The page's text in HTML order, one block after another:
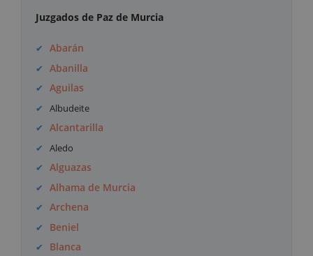
Juzgados de Paz de Murcia
Abarán
Abanilla
Aguilas
Albudeite
Alcantarilla
Aledo
Alguazas
Alhama de Murcia
Archena
Beniel
Blanca